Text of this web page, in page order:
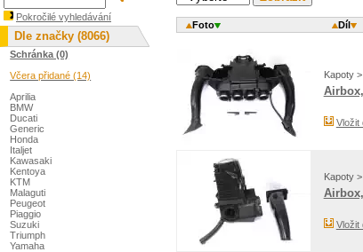
Foto Díl
Kapoty
Vložit
Kapoty
Vložit
Pokročilé vyhledávání
Dle značky (8066)
Schránka (0)
Včera přidané (14)
Aprilia
BMW
Ducati
Generic
Honda
Italjet
Kawasaki
Kentoya
KTM
Malaguti
Peugeot
Piaggio
Suzuki
Triumph
Yamaha